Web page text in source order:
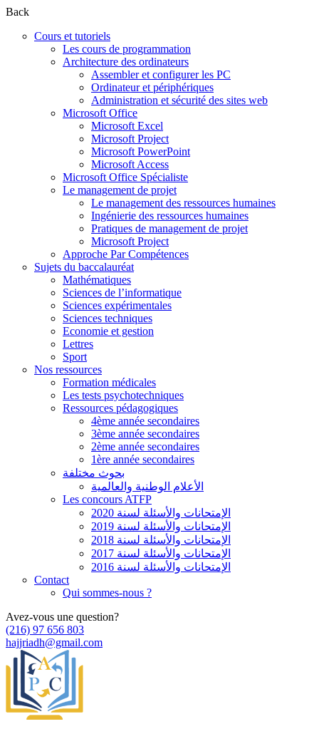
Back
Cours et tutoriels
Les cours de programmation
Architecture des ordinateurs
Assembler et configurer les PC
Ordinateur et périphériques
Administration et sécurité des sites web
Microsoft Office
Microsoft Excel
Microsoft Project
Microsoft PowerPoint
Microsoft Access
Microsoft Office Spécialiste
Le management de projet
Le management des ressources humaines
Ingénierie des ressources humaines
Pratiques de management de projet
Microsoft Project
Approche Par Compétences
Sujets du baccalauréat
Mathématiques
Sciences de l’informatique
Sciences expérimentales
Sciences techniques
Economie et gestion
Lettres
Sport
Nos ressources
Formation médicales
Les tests psychotechniques
Ressources pédagogiques
4ème année secondaires
3ème année secondaires
2ème année secondaires
1ère année secondaires
بحوث مختلفة
الأعلام الوطنية والعالمية
Les concours ATFP
الإمتحانات والأسئلة لسنة 2020
الإمتحانات والأسئلة لسنة 2019
الإمتحانات والأسئلة لسنة 2018
الإمتحانات والأسئلة لسنة 2017
الإمتحانات والأسئلة لسنة 2016
Contact
Qui sommes-nous ?
Avez-vous une question?
(216) 97 656 803
hajjriadh@gmail.com